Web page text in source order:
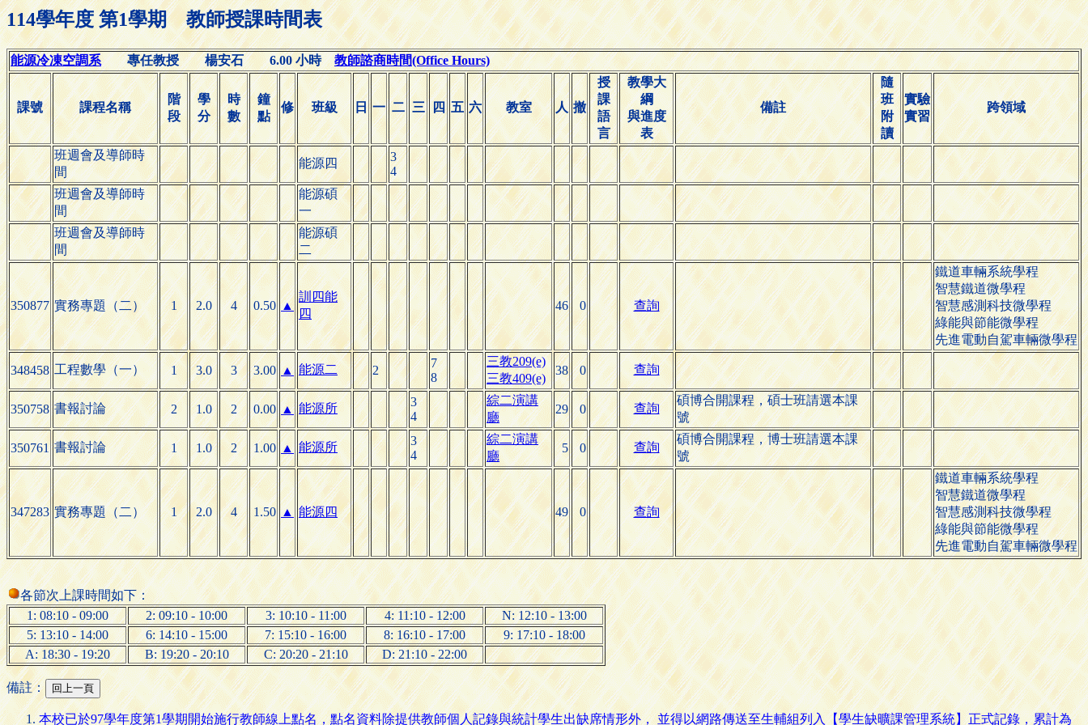
114學年度 第1學期 教師授課時間表
能源冷凍空調系專任教授 楊安石 6.00 小時教師諮商時間(Office Hours)
課號 課程名稱
階
段
學
分
時
數
鐘
點
修 班級 日 一 二 三 四 五 六 教室 人 撤
授
課
語
言
教學大
綱
與進度
表
備註
隨
班
附
讀
實驗
實習
跨領域
班週會及導師時
間
能源四
3
4
班週會及導師時
間
能源碩
一
班週會及導師時
間
能源碩
二
350877 實務專題（二） 1 2.0 4 0.50 ▲
訓四能
四
46 0 查詢
鐵道車輛系統學程
智慧鐵道微學程
智慧感測科技微學程
綠能與節能微學程
先進電動自駕車輛微學程
348458 工程數學（一） 1 3.0 3 3.00 ▲ 能源二 2
7
8
三教209(e)
三教409(e)
38 0 查詢
350758 書報討論 2 1.0 2 0.00 ▲ 能源所
3
4
綜二演講
廳
29 0 查詢
碩博合開課程，碩士班請選本課
號
350761 書報討論 1 1.0 2 1.00 ▲ 能源所
3
4
綜二演講
廳
5 0 查詢
碩博合開課程，博士班請選本課
號
347283 實務專題（二） 1 2.0 4 1.50 ▲ 能源四 49 0 查詢
鐵道車輛系統學程
智慧鐵道微學程
智慧感測科技微學程
綠能與節能微學程
先進電動自駕車輛微學程
各節次上課時間如下：
1: 08:10 - 09:00
2: 09:10 - 10:00 3: 10:10 - 11:00 4: 11:10 - 12:00
N: 12:10 - 13:00
5: 13:10 - 14:00
6: 14:10 - 15:00 7: 15:10 - 16:00 8: 16:10 - 17:00
9: 17:10 - 18:00
A: 18:30 - 19:20
B: 19:20 - 20:10 C: 20:20 - 21:10 D: 21:10 - 22:00
備註：
本校已於97學年度第1學期開始施行教師線上點名，點名資料除提供教師個人記錄與統計學生出缺席情形外， 並得以網路傳送至生輔組列入【學生缺曠課管理系統】正式記錄，累計為